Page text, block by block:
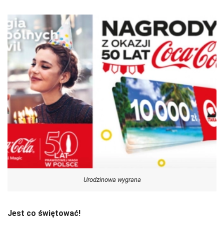
Urodzinowa wygrana
Jest co świętować!